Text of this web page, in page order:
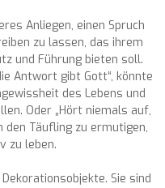
Anliegen, einen Spruch
zu lassen, das ihrem
und Führung bieten soll.
Antwort gibt Gott“, könnte
des Lebens und
Oder „Hört niemals auf,
den Täufling zu ermutigen,
zu leben.
Sie sind